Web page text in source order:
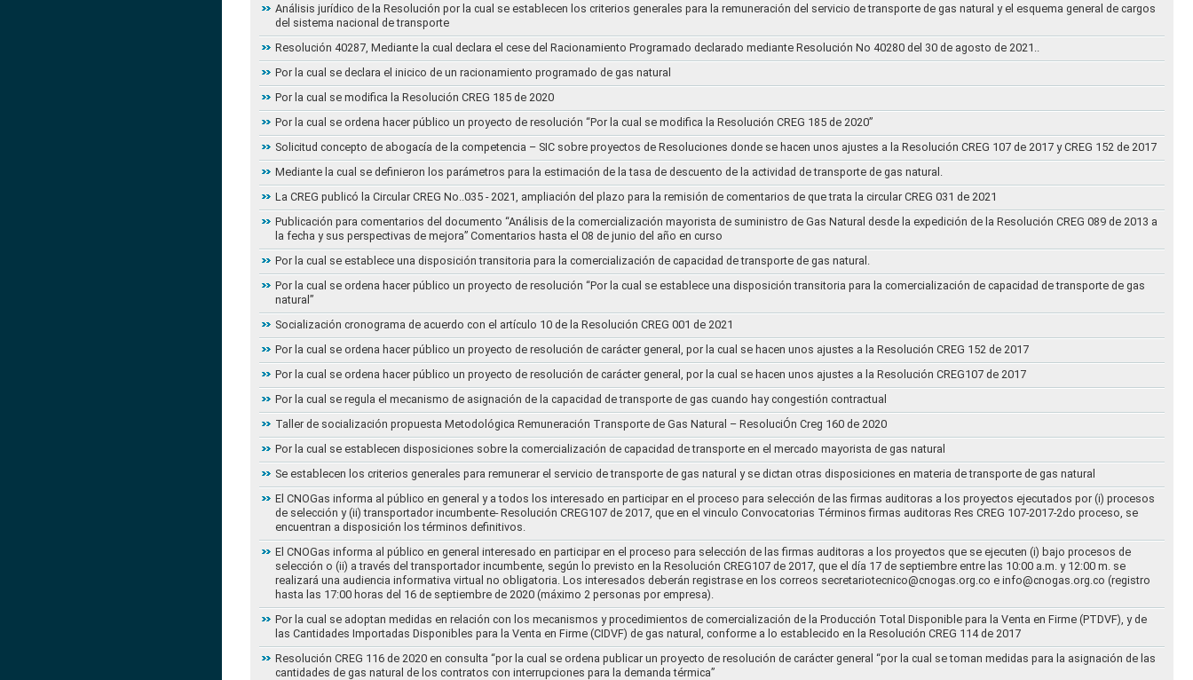
Análisis jurídico de la Resolución por la cual se establecen los criterios generales para la remuneración del servicio de transporte de gas natural y el esquema general de cargos
del sistema nacional de transporte
Resolución 40287, Mediante la cual declara el cese del Racionamiento Programado declarado mediante Resolución No 40280 del 30 de agosto de 2021..
Por la cual se declara el inicico de un racionamiento programado de gas natural
Por la cual se modifica la Resolución CREG 185 de 2020
Por la cual se ordena hacer público un proyecto de resolución “Por la cual se modifica la Resolución CREG 185 de 2020”
Solicitud concepto de abogacía de la competencia – SIC sobre proyectos de Resoluciones donde se hacen unos ajustes a la Resolución CREG 107 de 2017 y CREG 152 de 2017
Mediante la cual se definieron los parámetros para la estimación de la tasa de descuento de la actividad de transporte de gas natural.
La CREG publicó la Circular CREG No..035 - 2021, ampliación del plazo para la remisión de comentarios de que trata la circular CREG 031 de 2021
Publicación para comentarios del documento “Análisis de la comercialización mayorista de suministro de Gas Natural desde la expedición de la Resolución CREG 089 de 2013 a
la fecha y sus perspectivas de mejora” Comentarios hasta el 08 de junio del año en curso
Por la cual se establece una disposición transitoria para la comercialización de capacidad de transporte de gas natural.
Por la cual se ordena hacer público un proyecto de resolución “Por la cual se establece una disposición transitoria para la comercialización de capacidad de transporte de gas
natural”
Socialización cronograma de acuerdo con el artículo 10 de la Resolución CREG 001 de 2021
Por la cual se ordena hacer público un proyecto de resolución de carácter general, por la cual se hacen unos ajustes a la Resolución CREG 152 de 2017
Por la cual se ordena hacer público un proyecto de resolución de carácter general, por la cual se hacen unos ajustes a la Resolución CREG107 de 2017
Por la cual se regula el mecanismo de asignación de la capacidad de transporte de gas cuando hay congestión contractual
Taller de socialización propuesta Metodológica Remuneración Transporte de Gas Natural – ResoluciÓn Creg 160 de 2020
Por la cual se establecen disposiciones sobre la comercialización de capacidad de transporte en el mercado mayorista de gas natural
Se establecen los criterios generales para remunerar el servicio de transporte de gas natural y se dictan otras disposiciones en materia de transporte de gas natural
El CNOGas informa al público en general y a todos los interesado en participar en el proceso para selección de las firmas auditoras a los proyectos ejecutados por (i) procesos
de selección y (ii) transportador incumbente- Resolución CREG107 de 2017, que en el vinculo Convocatorias Términos firmas auditoras Res CREG 107-2017-2do proceso, se
encuentran a disposición los términos definitivos.
El CNOGas informa al público en general interesado en participar en el proceso para selección de las firmas auditoras a los proyectos que se ejecuten (i) bajo procesos de
selección o (ii) a través del transportador incumbente, según lo previsto en la Resolución CREG107 de 2017, que el día 17 de septiembre entre las 10:00 a.m. y 12:00 m. se
realizará una audiencia informativa virtual no obligatoria. Los interesados deberán registrase en los correos secretariotecnico@cnogas.org.co e info@cnogas.org.co (registro
hasta las 17:00 horas del 16 de septiembre de 2020 (máximo 2 personas por empresa).
Por la cual se adoptan medidas en relación con los mecanismos y procedimientos de comercialización de la Producción Total Disponible para la Venta en Firme (PTDVF), y de
las Cantidades Importadas Disponibles para la Venta en Firme (CIDVF) de gas natural, conforme a lo establecido en la Resolución CREG 114 de 2017
Resolución CREG 116 de 2020 en consulta “por la cual se ordena publicar un proyecto de resolución de carácter general “por la cual se toman medidas para la asignación de las
cantidades de gas natural de los contratos con interrupciones para la demanda térmica”